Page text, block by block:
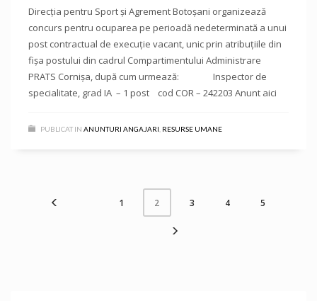
Direcţia pentru Sport și Agrement Botoşani organizează
concurs pentru ocuparea pe perioadă nedeterminată a unui
post contractual de execuție vacant, unic prin atribuțiile din
fișa postului din cadrul Compartimentului Administrare
PRATS Cornișa, după cum urmează: Inspector de
specialitate, grad IA – 1 post cod COR – 242203 Anunt aici
PUBLICAT IN ANUNTURI ANGAJARI RESURSE UMANE
1 2 3 4 5